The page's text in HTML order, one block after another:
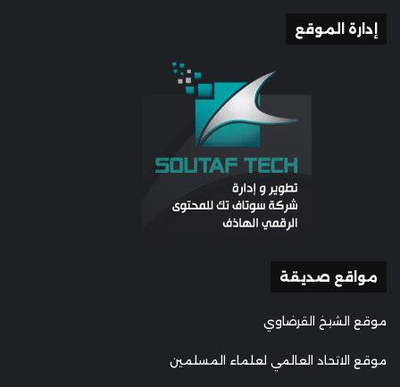
إدارة الموقع
مواقع صديقة
موقع الشيخ القرضاوي
موقع الاتحاد العالمي لعلماء المسلمين